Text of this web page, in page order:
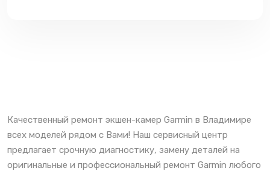
Качественный ремонт экшен-камер Garmin в Владимире
всех моделей рядом с Вами! Наш сервисный центр
предлагает срочную диагностику, замену деталей на
оригинальные и профессиональный ремонт Garmin любого